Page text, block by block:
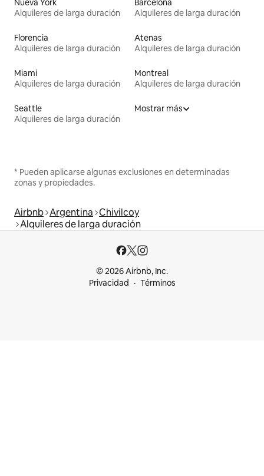
Nueva York
Alquileres de larga duración
Barcelona
Alquileres de larga duración
Florencia
Alquileres de larga duración
Atenas
Alquileres de larga duración
Miami
Alquileres de larga duración
Montreal
Alquileres de larga duración
Seattle
Alquileres de larga duración
Mostrar más
* Pueden aplicarse algunas exclusiones en determinadas
zonas y propiedades.
Airbnb Argentina Chivilcoy
Alquileres de larga duración
© 2026 Airbnb, Inc.
Privacidad
Términos